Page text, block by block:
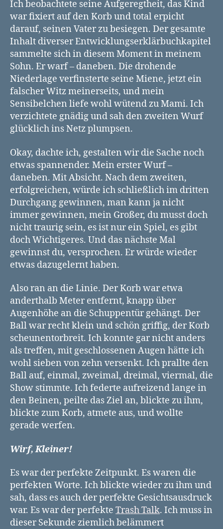
Ich beobachtete seine Aufgeregtheit, das Kind
war fixiert auf den Korb und total erpicht
darauf, seinen Vater zu besiegen. Der gesamte
Inhalt diverser Entwicklungserklärbuchkapitel
sammelte sich in diesem Moment in meinem
Sohn. Er warf – daneben. Die drohende
Niederlage verfinsterte seine Miene, jetzt ein
falscher Witz meinerseits, und mein
Sensibelchen liefe wohl wütend zu Mami. Ich
verzichtete gnädig und sah den zweiten Wurf
glücklich ins Netz plumpsen.
Okay, dachte ich, gestalten wir die Sache noch
etwas spannender. Mein erster Wurf –
daneben. Mit Absicht. Nach dem zweiten,
erfolgreichen, würde ich schließlich im dritten
Durchgang gewinnen, man kann ja nicht
immer gewinnen, mein Großer, du musst doch
nicht traurig sein, es ist nur ein Spiel, es gibt
doch Wichtigeres. Und das nächste Mal
gewinnst du, versprochen. Er würde wieder
etwas dazugelernt haben.
Also ran an die Linie. Der Korb war etwa
anderthalb Meter entfernt, knapp über
Augenhöhe an die Schuppentür gehängt. Der
Ball war recht klein und schön griffig, der Korb
scheunentorbreit. Ich konnte gar nicht anders
als treffen, mit geschlossenen Augen hätte ich
wohl sieben von zehn versenkt. Ich prallte den
Ball auf, einmal, zweimal, dreimal, viermal, die
Show stimmte. Ich federte aufreizend lange in
den Beinen, peilte das Ziel an, blickte zu ihm,
blickte zum Korb, atmete aus, und wollte
gerade werfen.
Wirf, Kleiner!
Es war der perfekte Zeitpunkt. Es waren die
perfekten Worte. Ich blickte wieder zu ihm und
sah, dass es auch der perfekte Gesichtsausdruck
war. Es war der perfekte Trash Talk. Ich muss in
dieser Sekunde ziemlich belämmert